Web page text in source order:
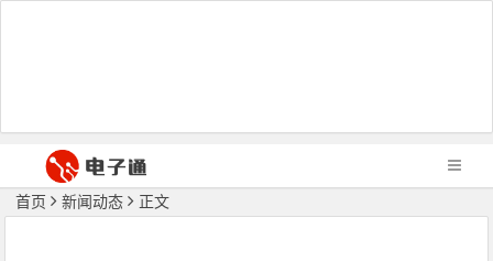
首页 新闻动态 正文